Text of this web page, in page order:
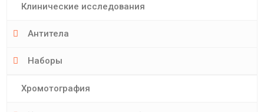
Клинические исследования
Антитела
Наборы
Хромотография